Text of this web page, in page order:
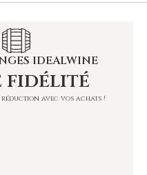
IDEALWINE
fidélité
réduction avec vos achats !